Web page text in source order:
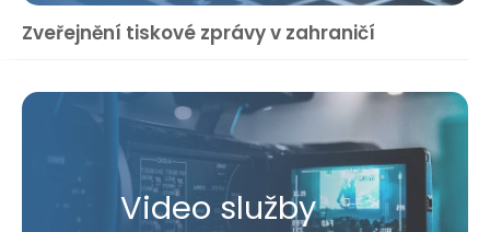
Zveřejnění tiskové zprávy v zahraničí
Video služby